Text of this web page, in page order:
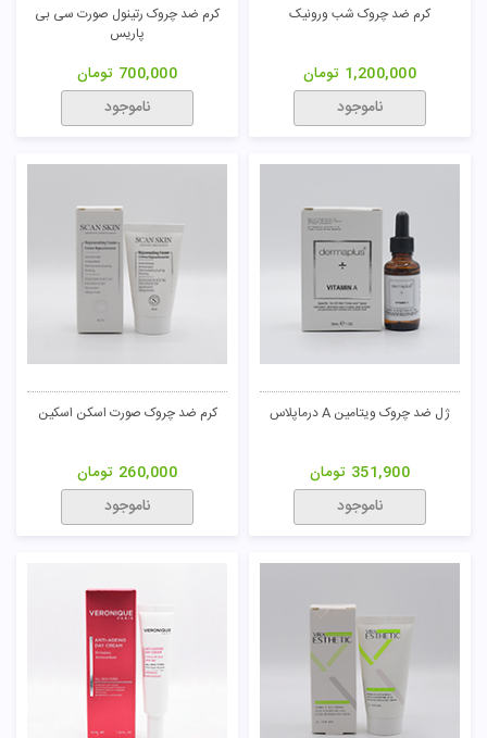
کرم ضد چروک شب ورونیک
1,200,000 تومان
ناموجود
کرم ضد چروک رتینول صورت سی بی
پاریس
700,000 تومان
ناموجود
ژل ضد چروک ویتامین A درماپلاس
351,900 تومان
ناموجود
کرم ضد چروک صورت اسکن اسکین
260,000 تومان
ناموجود